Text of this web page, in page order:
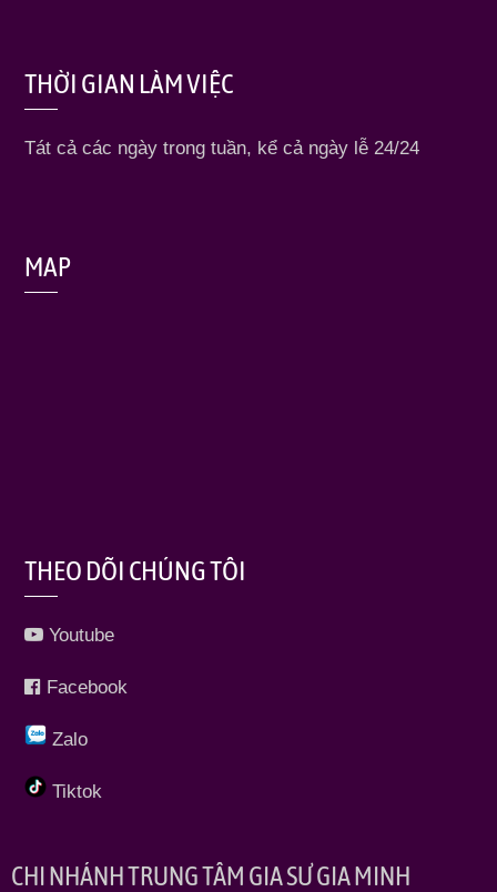
THỜI GIAN LÀM VIỆC
Tát cả các ngày trong tuần, kể cả ngày lễ 24/24
MAP
THEO DÕI CHÚNG TÔI
Youtube
Facebook
Zalo
Tiktok
CHI NHÁNH TRUNG TÂM GIA SƯ GIA MINH